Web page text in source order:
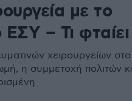
με το
– Τι φταίει
χειρουργείων
η συμμετοχή πολιτών